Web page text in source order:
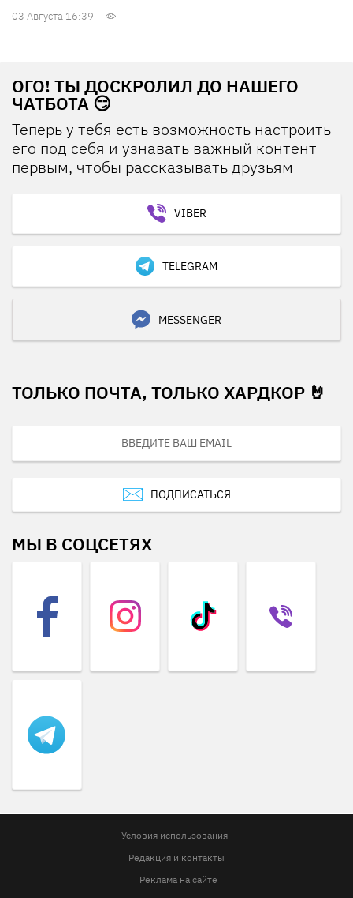
03 Августа 16:39
ОГО! ТЫ ДОСКРОЛИЛ ДО НАШЕГО
ЧАТБОТА 😏
Теперь у тебя есть возможность настроить
его под себя и узнавать важный контент
первым, чтобы рассказывать друзьям
VIBER
TELEGRAM
MESSENGER
ТОЛЬКО ПОЧТА, ТОЛЬКО ХАРДКОР 🤘
ПОДПИСАТЬСЯ
МЫ В СОЦСЕТЯХ
Условия использования
Редакция и контакты
Реклама на сайте